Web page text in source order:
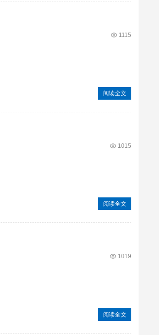
1115
阅读全文
1015
阅读全文
1019
阅读全文